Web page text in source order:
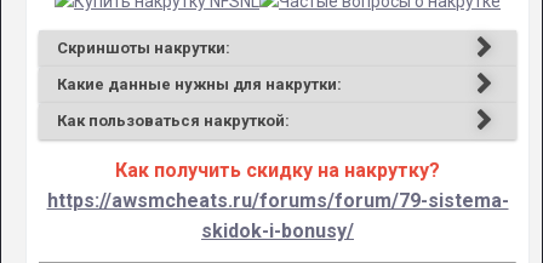
Скриншоты накрутки:
Какие данные нужны для накрутки:
Как пользоваться накруткой:
Как получить скидку на накрутку?
https://awsmcheats.ru/forums/forum/79-sistema-
skidok-i-bonusy/